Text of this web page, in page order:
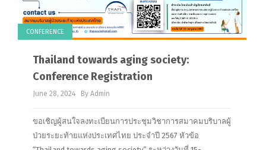
CONFERENCE
Thailand towards aging society:
Conference Registration
June 28, 2024 By Admin
ขอเชิญผู้สนใจลงทะเบียนการประชุมวิชาการสมาคมบริบาลผู้
ป่วยระยะท้ายแห่งประเทศไทย ประจำปี 2567 หัวข้อ